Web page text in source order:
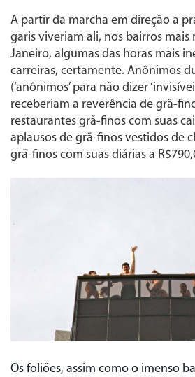
A partir da marcha em direção a
garis viveriam ali, nos bairros mais
Janeiro, algumas das horas mais
carreiras, certamente. Anônimos
(‘anônimos’ para não dizer
receberiam a reverência de grã-
restaurantes grã-finos com suas
aplausos de grã-finos vestidos de
grã-finos com suas diárias a
Os foliões, assim como o imenso